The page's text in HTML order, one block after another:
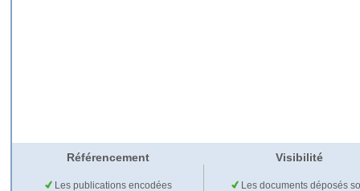
Référencement Visibilité
Les publications encodées
Les documents déposés